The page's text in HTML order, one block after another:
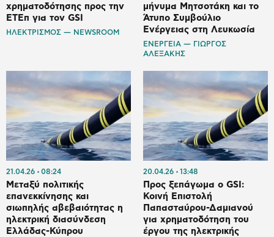
χρηματοδότησης προς την
ΕΤΕπ για τον GSI
ΗΛΕΚΤΡΙΣΜΟΣ — NEWSROOM
μήνυμα Μητσοτάκη και το
Άτυπο Συμβούλιο
Ενέργειας στη Λευκωσία
ΕΝΕΡΓΕΙΑ — ΓΙΩΡΓΟΣ
ΑΛΕΞΑΚΗΣ
21.04.26 08:24
Μεταξύ πολιτικής
επανεκκίνησης και
σιωπηλής αβεβαιότητας η
ηλεκτρική διασύνδεση
Ελλάδας-Κύπρου
20.04.26 13:48
Προς ξεπάγωμα ο GSI:
Κοινή Επιστολή
Παπασταύρου-Δαμιανού
για χρηματοδότηση του
έργου της ηλεκτρικής